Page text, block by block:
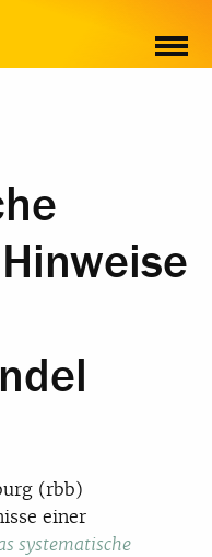
(rbb)
einer
systematische